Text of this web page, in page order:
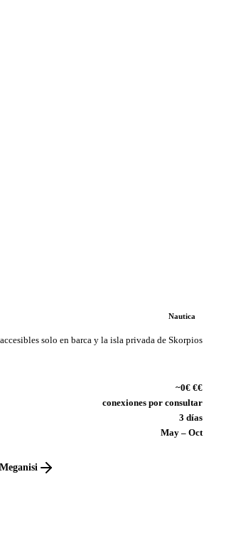
Nautica
solo en barca y la isla privada de Skorpios
~0€ €€
conexiones por consultar
3 días
May – Oct